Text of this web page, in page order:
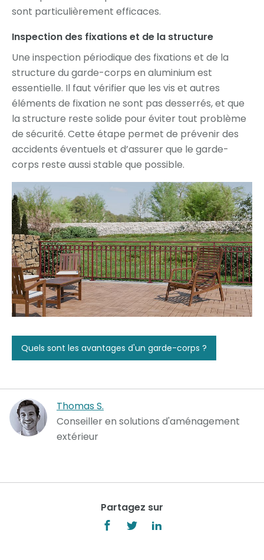
sont particulièrement efficaces.
Inspection des fixations et de la structure
Une inspection périodique des fixations et de la
structure du garde-corps en aluminium est
essentielle. Il faut vérifier que les vis et autres
éléments de fixation ne sont pas desserrés, et que
la structure reste solide pour éviter tout problème
de sécurité. Cette étape permet de prévenir des
accidents éventuels et d’assurer que le garde-
corps reste aussi stable que possible.
Quels sont les avantages d'un garde-corps ?
Thomas S.
Conseiller en solutions d'aménagement
extérieur
Partagez sur